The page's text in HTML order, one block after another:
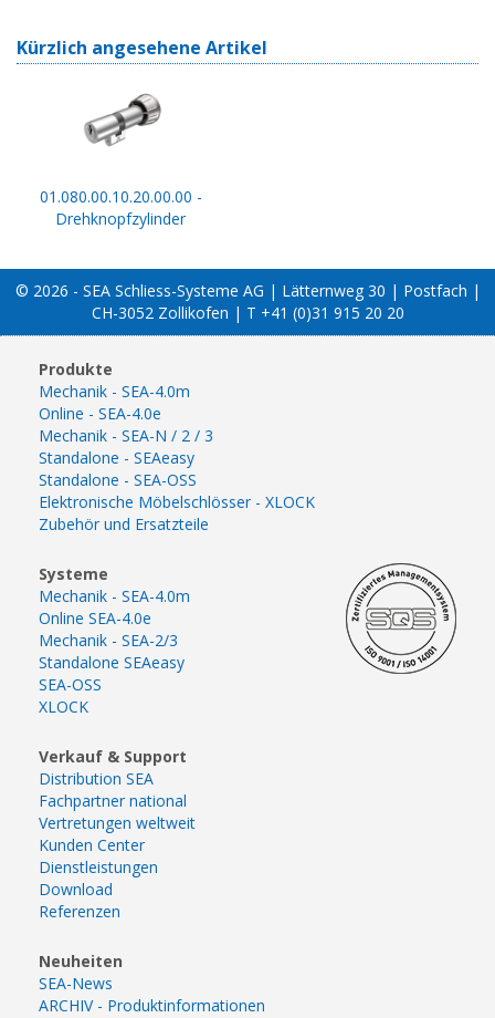
Kürzlich angesehene Artikel
01.080.00.10.20.00.00 -
Drehknopfzylinder
© 2026 - SEA Schliess-Systeme AG | Lätternweg 30 | Postfach |
CH-3052 Zollikofen | T +41 (0)31 915 20 20
Produkte
Mechanik - SEA-4.0m
Online - SEA-4.0e
Mechanik - SEA-N / 2 / 3
Standalone - SEAeasy
Standalone - SEA-OSS
Elektronische Möbelschlösser - XLOCK
Zubehör und Ersatzteile
Systeme
Mechanik - SEA-4.0m
Online SEA-4.0e
Mechanik - SEA-2/3
Standalone SEAeasy
SEA-OSS
XLOCK
Verkauf & Support
Distribution SEA
Fachpartner national
Vertretungen weltweit
Kunden Center
Dienstleistungen
Download
Referenzen
Neuheiten
SEA-News
ARCHIV - Produktinformationen